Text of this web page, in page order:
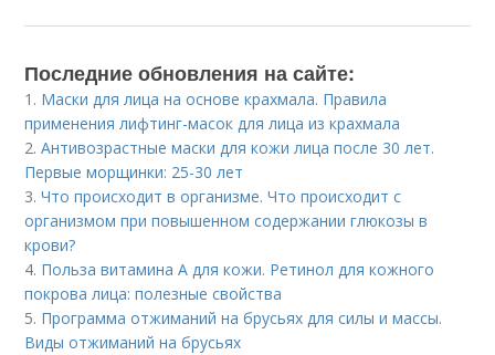
Последние обновления на сайте:
1. Маски для лица на основе крахмала. Правила
применения лифтинг-масок для лица из крахмала
2.Антивозрастные маски для кожи лица после 30 лет.
Первые морщинки: 25-30 лет
3.Что происходит в организме. Что происходит с
организмом при повышенном содержании глюкозы в
крови?
4. Польза витамина А для кожи. Ретинол для кожного
покрова лица: полезные свойства
5. Программа отжиманий на брусьях для силы и массы.
Виды отжиманий на брусьях